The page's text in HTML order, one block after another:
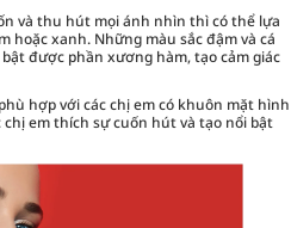
và thu hút mọi ánh nhìn thì có thể lựa
hoặc xanh. Những màu sắc đậm và cá
được phần xương hàm, tạo cảm giác
hợp với các chị em có khuôn mặt hình
em thích sự cuốn hút và tạo nổi bật